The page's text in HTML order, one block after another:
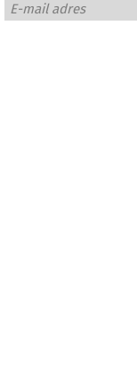
E-mail adres